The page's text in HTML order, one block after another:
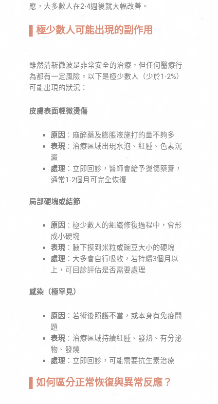
應，大多數人在2-4週後就大幅改善。
極少數人可能出現的副作用
雖然清新微波是非常安全的治療，但任何醫療行
為都有一定風險。以下是極少數人（少於1-2%）
可能出現的狀況：
皮膚表面輕微燙傷
原因 ：麻醉藥及膨脹液施打的量不夠多
表現：治療區域出現水泡、紅腫、色素沉
澱
處理：立即回診，醫師會給予燙傷藥膏，
通常1-2個月可完全恢復
局部硬塊或結節
原因 ：極少數人的組織修復過程中，會形
成小硬塊
表現：腋下摸到米粒或豌豆大小的硬塊
處理：大多會自行吸收，若持續3個月以
上，可回診評估是否需要處理
感染（極罕見）
原因 ：若術後照護不當，或本身有免疫問
題
表現 ：治療區域持續紅腫、發熱、有分泌
物、發燒
處理：立即回診，可能需要抗生素治療
如何區分正常恢復與異常反應？